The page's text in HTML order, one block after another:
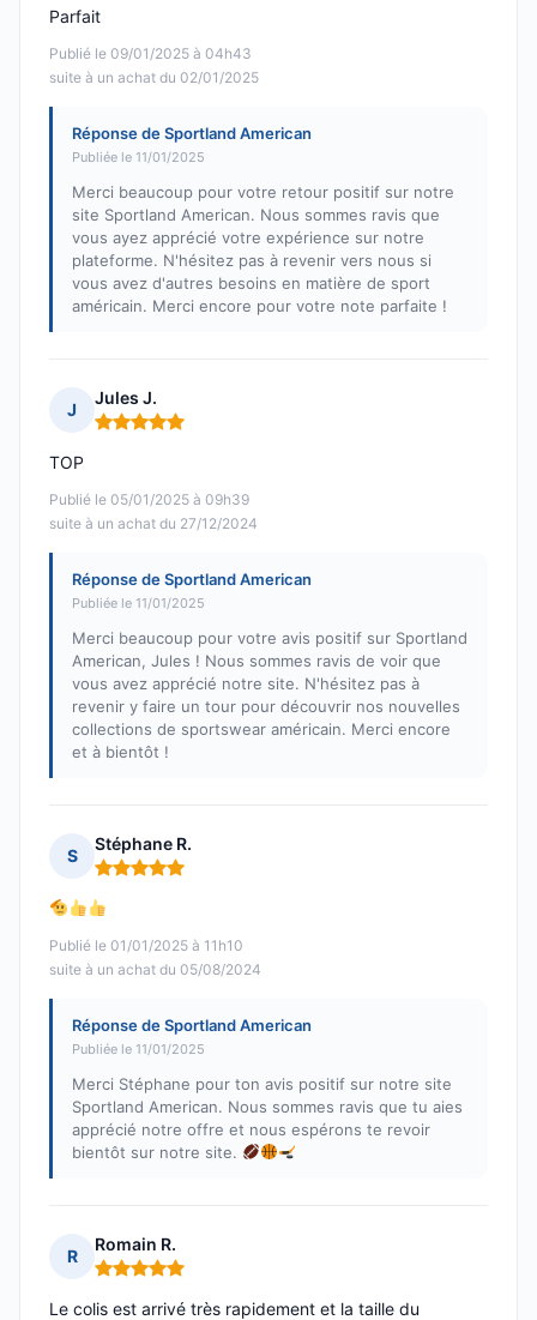
Publié le 09/01/2025 à 04h43
suite à un achat du 02/01/2025
Parfait
Réponse de Sportland American
Publiée le 11/01/2025
Merci beaucoup pour votre retour positif sur notre
site Sportland American. Nous sommes ravis que
vous ayez apprécié votre expérience sur notre
plateforme. N'hésitez pas à revenir vers nous si
vous avez d'autres besoins en matière de sport
américain. Merci encore pour votre note parfaite !
J
Jules J.
Note : 5 sur 5
Publié le 05/01/2025 à 09h39
suite à un achat du 27/12/2024
TOP
Réponse de Sportland American
Publiée le 11/01/2025
Merci beaucoup pour votre avis positif sur Sportland
American, Jules ! Nous sommes ravis de voir que
vous avez apprécié notre site. N'hésitez pas à
revenir y faire un tour pour découvrir nos nouvelles
collections de sportswear américain. Merci encore
et à bientôt !
S
Stéphane R.
Note : 5 sur 5
Publié le 01/01/2025 à 11h10
suite à un achat du 05/08/2024
Réponse de Sportland American
Publiée le 11/01/2025
Merci Stéphane pour ton avis positif sur notre site
Sportland American. Nous sommes ravis que tu aies
apprécié notre offre et nous espérons te revoir
bientôt sur notre site.
R
Romain R.
Note : 5 sur 5
Le colis est arrivé très rapidement et la taille du